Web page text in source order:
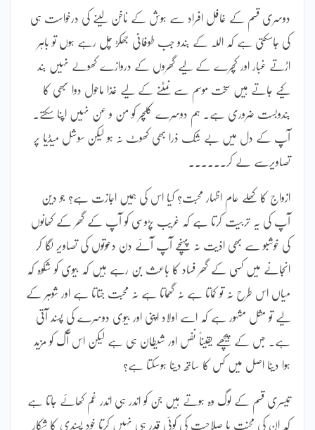
دوسری قسم کے غافل افراد سے ہوش کے ناخن لینے کی درخواست ہی
کی جاسکتی ہے کہ اللہ کے بندو جب طوفانی جھکڑ چل رہے ہوں تو باہر
اڑتے غبار اور کچرے کے لیے گھروں کے دروازے کھولے نہیں بند
کیے جاتے ہیں سخت موسم سے نمٹنے کے لیے غذا ماحول دوا سبھی کا
بندوبست ضروری ہے۔ ہم دوسرے کلچر کو من و عن نہیں اپنا سکتے۔
آپ کے دل میں بے شک ذرا بھی کھوٹ نہ ہو لیکن سوشل میڈیا پر
تصاویرسے لے کر۔۔۔۔۔۔
ازواج کا کھلے عام اظہار محبت؟ کیا اس کی ہمیں اجازت ہے؟ جو دین
آپ کی یہ تربیت کرتا ہے کہ غریب پڑوسی کو آپ کے گھر کے کھانوں
کی خوشبو سے بھی اذیت نہ پہنچے آپ آئے دن دعوتوں کی تصاویر لگا کر
انجانے میں کسی کے گھر فساد کا باعث بن رہے ہیں کہ بیوی کو شکوہ کہ
میاں اس طرح نہ تو کماتا ہے نہ گھماتا ہے نہ محبت جتاتا ہے اور شوہر کے
لیے تو مثل مشہور ہے کہ اسے اولاد اپنی اور بیوی دوسرے کی پسند آتی
ہے۔ جس کے پیچھے یقیناً نفس اور شیطان ہی ہے لیکن اس آگ کو مزید
ہوا دینا اصل میں کس کا ساتھ دینا ہوسکتا ہے؟
تیسری قسم کے لوگ وہ ہوتے ہیں جن کو اندر ہی اندر غم کھائے جاتا ہے
کہ ان کی محنت یا صلاحیت کی کوئی قدر ہی نہیں کرتا خود پسندی کا شکار